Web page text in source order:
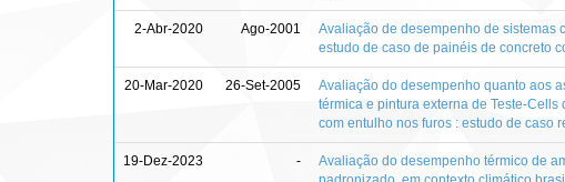
2-Abr-2020 Ago-2001
Avaliação de desempenho de sistemas
estudo de caso de painéis de concreto
20-Mar-2020 26-Set-2005
Avaliação do desempenho quanto aos
térmica e pintura externa de Teste-Cells
com entulho nos furos : estudo de caso
19-Dez-2023 -
Avaliação do desempenho térmico de